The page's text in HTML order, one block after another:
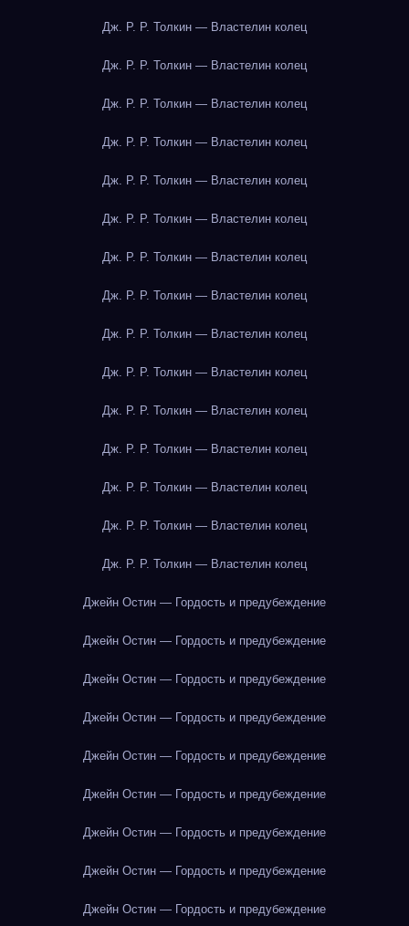
Дж. Р. Р. Толкин — Властелин колец
Дж. Р. Р. Толкин — Властелин колец
Дж. Р. Р. Толкин — Властелин колец
Дж. Р. Р. Толкин — Властелин колец
Дж. Р. Р. Толкин — Властелин колец
Дж. Р. Р. Толкин — Властелин колец
Дж. Р. Р. Толкин — Властелин колец
Дж. Р. Р. Толкин — Властелин колец
Дж. Р. Р. Толкин — Властелин колец
Дж. Р. Р. Толкин — Властелин колец
Дж. Р. Р. Толкин — Властелин колец
Дж. Р. Р. Толкин — Властелин колец
Дж. Р. Р. Толкин — Властелин колец
Дж. Р. Р. Толкин — Властелин колец
Дж. Р. Р. Толкин — Властелин колец
Джейн Остин — Гордость и предубеждение
Джейн Остин — Гордость и предубеждение
Джейн Остин — Гордость и предубеждение
Джейн Остин — Гордость и предубеждение
Джейн Остин — Гордость и предубеждение
Джейн Остин — Гордость и предубеждение
Джейн Остин — Гордость и предубеждение
Джейн Остин — Гордость и предубеждение
Джейн Остин — Гордость и предубеждение